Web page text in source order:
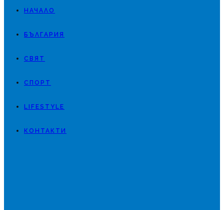
НАЧАЛО
БЪЛГАРИЯ
СВЯТ
СПОРТ
LIFESTYLE
КОНТАКТИ